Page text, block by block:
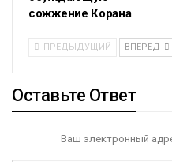
сожжение Корана
ПРЕДЫДУЩИЙ ВПЕРЕД
Оставьте Ответ
Ваш электронный